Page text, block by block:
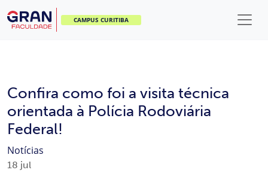
CAMPUS CURITIBA
Confira como foi a visita técnica
orientada à Polícia Rodoviária
Federal!
Notícias
18 jul